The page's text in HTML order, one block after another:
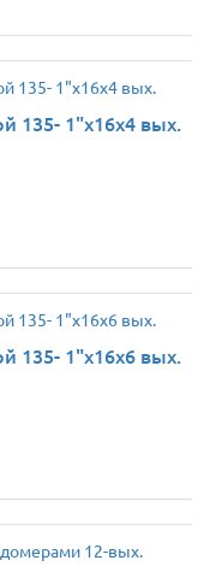
135- 1"х16х4 вых.
135- 1"х16х6 вых.